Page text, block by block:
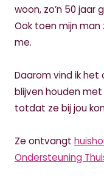
woon, zo’n 50 jaar
Ook toen mijn man
me.
Daarom vind ik
blijven houden
totdat ze bij jou
Ze ontvangt
Ondersteuning